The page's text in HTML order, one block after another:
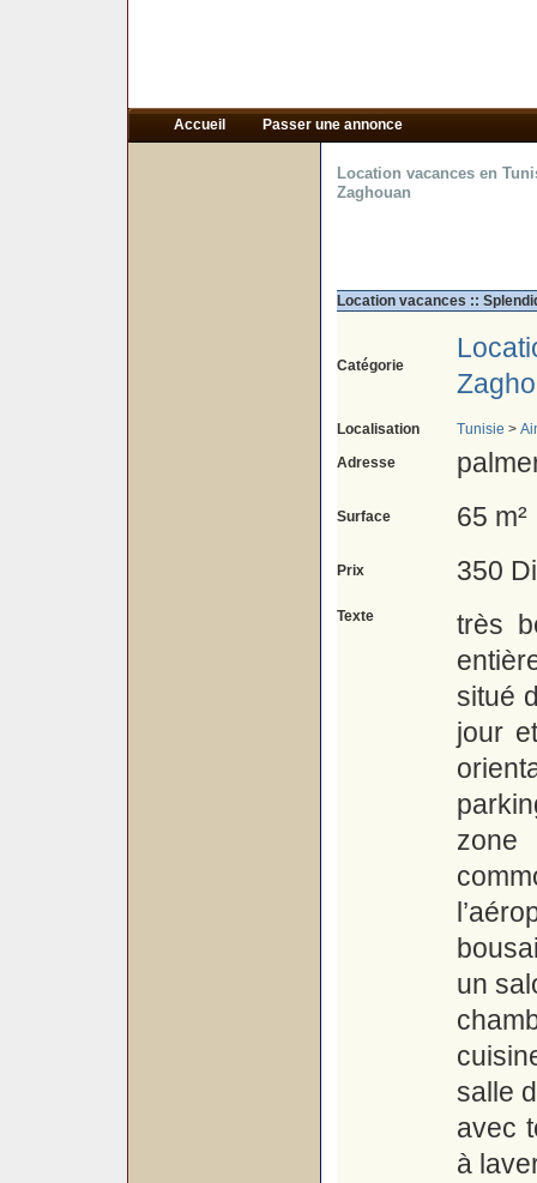
Accueil Passer une annonce
Location vacances en
Zaghouan
Location vacances ::
Catégorie
Localisation Tunisie >
Adresse
Surface 65 m²
Prix 350
Texte
très
situé
jour
un
salle
avec
à